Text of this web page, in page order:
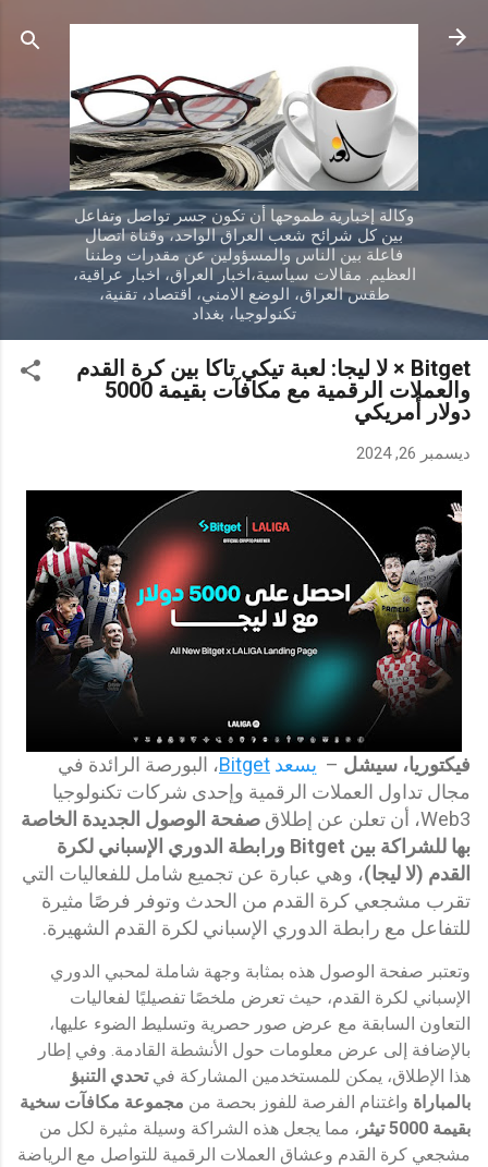
التخطي إلى المحتوى الرئيسي
وكالة إخبارية طموحها أن تكون جسر تواصل وتفاعل
بين كل شرائح شعب العراق الواحد، وقناة اتصال
فاعلة بين الناس والمسؤولين عن مقدرات وطننا
العظيم. مقالات سياسية،اخبار العراق، اخبار عراقية،
طقس العراق، الوضع الامني، اقتصاد، تقنية،
تكنولوجيا، بغداد
Bitget × لا ليجا: لعبة تيكي تاكا بين كرة القدم
والعملات الرقمية مع مكافآت بقيمة 5000
دولار أمريكي
ديسمبر 26, 2024
فيكتوريا، سيشل – يسعد Bitget، البورصة الرائدة في
مجال تداول العملات الرقمية وإحدى شركات تكنولوجيا
Web3، أن تعلن عن إطلاق
صفحة الوصول الجديدة الخاصة
بها للشراكة بين Bitget ورابطة الدوري الإسباني لكرة
القدم (لا ليجا)، وهي عبارة عن تجميع شامل للفعاليات التي
تقرب مشجعي كرة القدم من الحدث وتوفر فرصًا مثيرة
للتفاعل مع رابطة الدوري الإسباني لكرة القدم الشهيرة.
وتعتبر صفحة الوصول هذه بمثابة وجهة شاملة لمحبي الدوري
الإسباني لكرة القدم، حيث تعرض ملخصًا تفصيليًا لفعاليات
التعاون السابقة مع عرض صور حصرية وتسليط الضوء عليها،
بالإضافة إلى عرض معلومات حول الأنشطة القادمة. وفي إطار
هذا الإطلاق، يمكن للمستخدمين المشاركة فيتحدي التنبؤ
بالمباراة واغتنام الفرصة للفوز بحصة من مجموعة مكافآت سخية
بقيمة 5000 تيثر ، مما يجعل هذه الشراكة وسيلة مثيرة لكل من
مشجعي كرة القدم وعشاق العملات الرقمية للتواصل مع الرياضة